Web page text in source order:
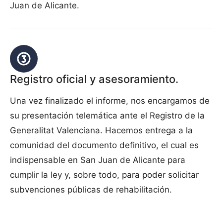
Juan de Alicante.
Registro oficial y asesoramiento.
Una vez finalizado el informe, nos encargamos de
su presentación telemática ante el Registro de la
Generalitat Valenciana. Hacemos entrega a la
comunidad del documento definitivo, el cual es
indispensable en San Juan de Alicante para
cumplir la ley y, sobre todo, para poder solicitar
subvenciones públicas de rehabilitación.